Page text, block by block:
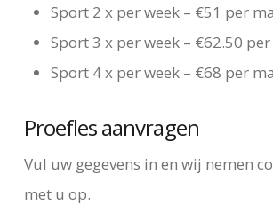
Sport 2 x per week – €51 per
Sport 3 x per week – €62.50
Sport 4 x per week – €68 per
Proefles aanvragen
Vul uw gegevens in en wij nemen
met u op.